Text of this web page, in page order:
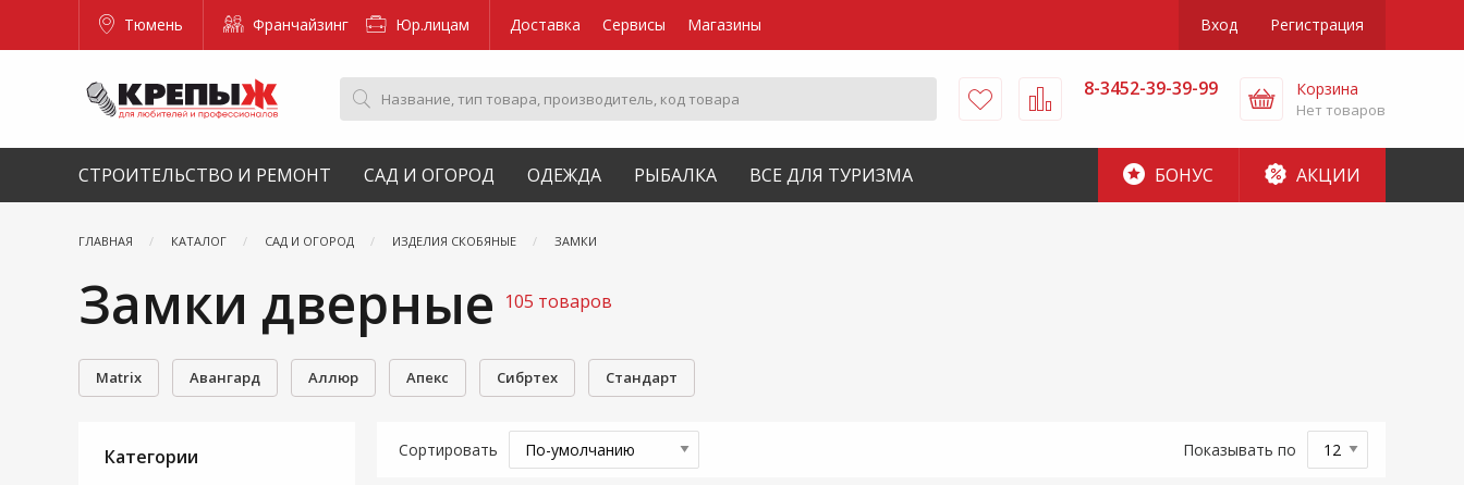
Тюмень Франчайзинг Юр.лицам Доставка Сервисы Магазины Вход Регистрация
8-3452-39-39-99 Корзина
Нет товаров
СТРОИТЕЛЬСТВО И РЕМОНТ САД И ОГОРОД ОДЕЖДА РЫБАЛКА ВСЕ ДЛЯ ТУРИЗМА БОНУС АКЦИИ
ГЛАВНАЯ КАТАЛОГ САД И ОГОРОД ИЗДЕЛИЯ СКОБЯНЫЕ ЗАМКИ
Замки дверные 105 товаров
Matrix Авангард Аллюр Апекс Сибртех Стандарт
Категории Сортировать Показывать по